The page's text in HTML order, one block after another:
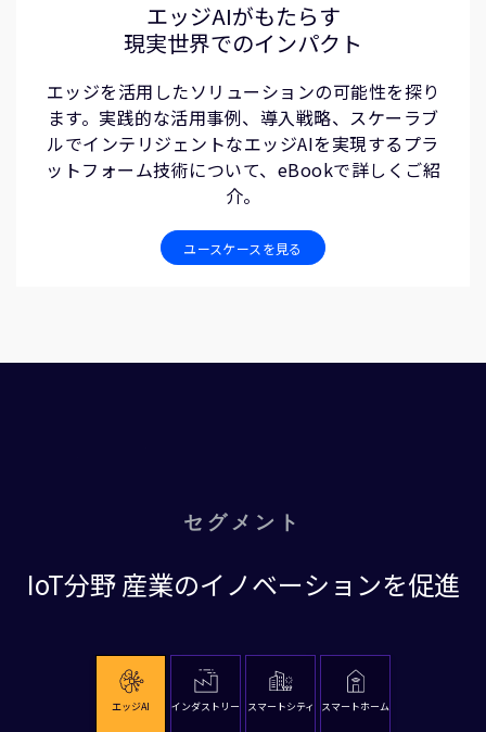
エッジAIがもたらす
現実世界でのインパクト
エッジを活用したソリューションの可能性を探り
ます。実践的な活用事例、導入戦略、スケーラブ
ルでインテリジェントなエッジAIを実現するプラ
ットフォーム技術について、eBookで詳しくご紹
介。
ユースケースを見る
セグメント
IoT分野 産業のイノベーションを促進
エッジAI インダストリー スマートシティ スマートホーム